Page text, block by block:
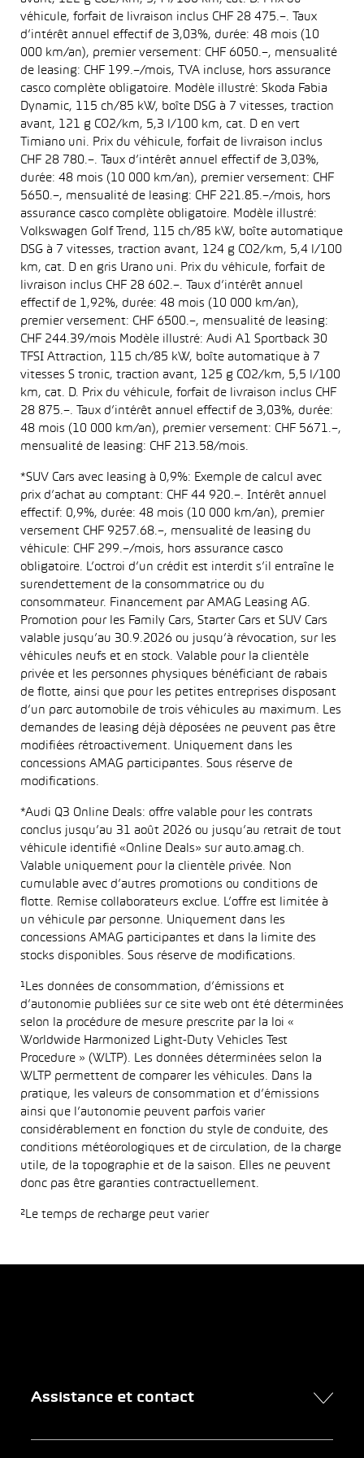
véhicule, forfait de livraison inclus CHF 28 475.–. Taux
d’intérêt annuel effectif de 3,03%, durée: 48 mois (10
000 km/an), premier versement: CHF 6050.–, mensualité
de leasing: CHF 199.–/mois, TVA incluse, hors assurance
casco complète obligatoire. Modèle illustré: Skoda Fabia
Dynamic, 115 ch/85 kW, boîte DSG à 7 vitesses, traction
avant, 121 g CO2/km, 5,3 l/100 km, cat. D en vert
Timiano uni. Prix du véhicule, forfait de livraison inclus
CHF 28 780.–. Taux d’intérêt annuel effectif de 3,03%,
durée: 48 mois (10 000 km/an), premier versement: CHF
5650.–, mensualité de leasing: CHF 221.85.–/mois, hors
assurance casco complète obligatoire. Modèle illustré:
Volkswagen Golf Trend, 115 ch/85 kW, boîte automatique
DSG à 7 vitesses, traction avant, 124 g CO2/km, 5,4 l/100
km, cat. D en gris Urano uni. Prix du véhicule, forfait de
livraison inclus CHF 28 602.–. Taux d’intérêt annuel
effectif de 1,92%, durée: 48 mois (10 000 km/an),
premier versement: CHF 6500.–, mensualité de leasing:
CHF 244.39/mois Modèle illustré: Audi A1 Sportback 30
TFSI Attraction, 115 ch/85 kW, boîte automatique à 7
vitesses S tronic, traction avant, 125 g CO2/km, 5,5 l/100
km, cat. D. Prix du véhicule, forfait de livraison inclus CHF
28 875.–. Taux d’intérêt annuel effectif de 3,03%, durée:
48 mois (10 000 km/an), premier versement: CHF 5671.–,
mensualité de leasing: CHF 213.58/mois.
*SUV Cars avec leasing à 0,9%: Exemple de calcul avec
prix d’achat au comptant: CHF 44 920.–. Intérêt annuel
effectif: 0,9%, durée: 48 mois (10 000 km/an), premier
versement CHF 9257.68.–, mensualité de leasing du
véhicule: CHF 299.–/mois, hors assurance casco
obligatoire. L’octroi d’un crédit est interdit s’il entraîne le
surendettement de la consommatrice ou du
consommateur. Financement par AMAG Leasing AG.
Promotion pour les Family Cars, Starter Cars et SUV Cars
valable jusqu’au 30.9.2026 ou jusqu’à révocation, sur les
véhicules neufs et en stock. Valable pour la clientèle
privée et les personnes physiques bénéficiant de rabais
de flotte, ainsi que pour les petites entreprises disposant
d’un parc automobile de trois véhicules au maximum. Les
demandes de leasing déjà déposées ne peuvent pas être
modifiées rétroactivement. Uniquement dans les
concessions AMAG participantes. Sous réserve de
modifications.
*Audi Q3 Online Deals: offre valable pour les contrats
conclus jusqu’au 31 août 2026 ou jusqu’au retrait de tout
véhicule identifié «Online Deals» sur auto.amag.ch.
Valable uniquement pour la clientèle privée. Non
cumulable avec d’autres promotions ou conditions de
flotte. Remise collaborateurs exclue. L’offre est limitée à
un véhicule par personne. Uniquement dans les
concessions AMAG participantes et dans la limite des
stocks disponibles. Sous réserve de modifications.
¹Les données de consommation, d’émissions et
d’autonomie publiées sur ce site web ont été déterminées
selon la procédure de mesure prescrite par la loi «
Worldwide Harmonized Light-Duty Vehicles Test
Procedure » (WLTP). Les données déterminées selon la
WLTP permettent de comparer les véhicules. Dans la
pratique, les valeurs de consommation et d’émissions
ainsi que l’autonomie peuvent parfois varier
considérablement en fonction du style de conduite, des
conditions météorologiques et de circulation, de la charge
utile, de la topographie et de la saison. Elles ne peuvent
donc pas être garanties contractuellement.
²Le temps de recharge peut varier
Assistance et contact